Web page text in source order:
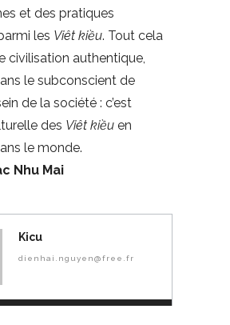
et des pratiques
les Viêt kiều. Tout cela
civilisation authentique,
le subconscient de
de la société : c’est
des Viêt kiều en
le monde.
Nhu Mai
Kicu
dienhai.nguyen@free.fr